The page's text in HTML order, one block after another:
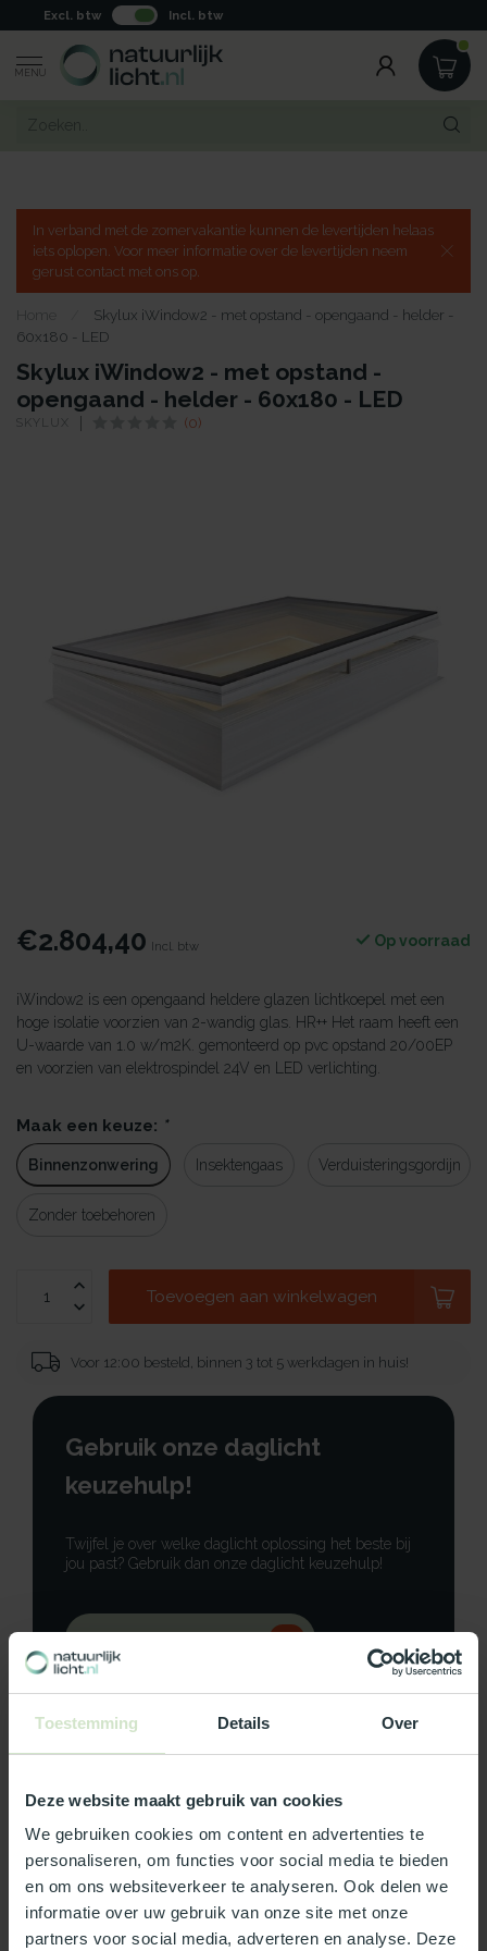
Toestemming Details Over
Deze website maakt gebruik van cookies
We gebruiken cookies om content en advertenties te
personaliseren, om functies voor social media te bieden
en om ons websiteverkeer te analyseren. Ook delen we
informatie over uw gebruik van onze site met onze
partners voor social media, adverteren en analyse. Deze
Excl. btw Incl. btw
MENU
In verband met de zomervakantie kunnen de levertijden helaas
iets oplopen. Voor meer informatie over de levertijden neem
gerust contact met ons op.
Home
Skylux iWindow2 - met opstand - opengaand - helder -
60x180 - LED
Skylux iWindow2 - met opstand -
opengaand - helder - 60x180 - LED
SKYLUX (0)
€2.804,40 Incl. btw Op voorraad
iWindow2 is een opengaand heldere glazen lichtkoepel met een
hoge isolatie voorzien van 2-wandig glas. HR++ Het raam heeft een
U-waarde van 1.0 w/m2K. gemonteerd op pvc opstand 20/00EP
en voorzien van elektrospindel 24V en LED verlichting.
Maak een keuze: *
Binnenzonwering Insektengaas Verduisteringsgordijn
Zonder toebehoren
Toevoegen aan winkelwagen
Voor 12:00 besteld, binnen 3 tot 5 werkdagen in huis!
Gebruik onze daglicht
keuzehulp!
Twijfel je over welke daglicht oplossing het beste bij
jou past? Gebruik dan onze daglicht keuzehulp!
Neem contact op
Productomschrijving
Specificaties
Reviews